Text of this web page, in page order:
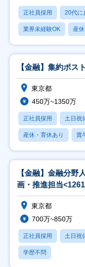
正社員採用 20代に
業界未経験OK 産
【金融】集約ポス
東京都
450万~1350万
正社員採用 土日祝
産休・育休あり 賞
【金融】金融分野
画・推進担当
東京都
700万~850万
正社員採用 土日祝
学歴不問